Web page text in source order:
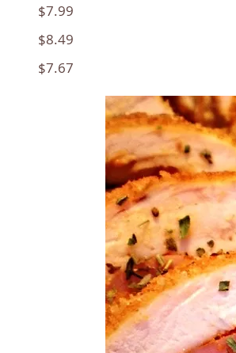
$7.99
$8.49
$7.67